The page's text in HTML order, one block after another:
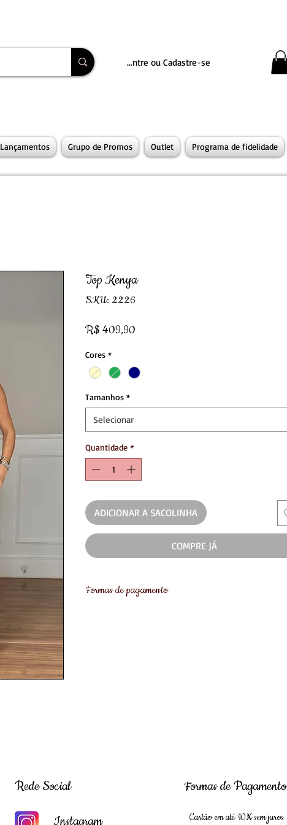
Entre ou Cadastre-se
Lançamentos Grupo de Promos Outlet Programa de fidelidade
Top Kenya
SKU: 2226
R$ 409,90
Cores *
Tamanhos *
Selecionar
Quantidade *
ADICIONAR A SACOLINHA
COMPRE JÁ
Formas de pagamento
Rede Social
Instagram
Formas de Pagamento
Cartão em até 10X sem juros